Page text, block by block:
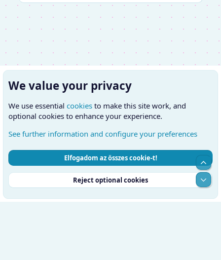
Hungarian (HU)
Kapcsolatfelvétel
Feltételek és szabályok
Adatvédelmi szabályzat
Súgó
Kezdőlap
RSS
We value your privacy
We use essential cookies to make this site work, and
optional cookies to enhance your experience.
See further information and configure your preferences
Elfogadom az összes cookie-t!
Reject optional cookies
Top
Alul